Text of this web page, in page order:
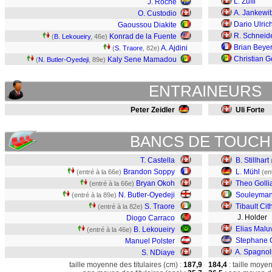
J. Roche
O. Custodio
Gaoussou Diakite
(B. Lekoueiry, 46e) Konrad de la Fuente
(S. Traore , 82e) A. Ajdini
(N. Butler-Oyedeji , 89e) Kaly Sene Mamadou
A.
Dario
R.
Brian Beyer
Christian
ENTRAINEURS
Peter Zeidler Uli Forte
BANCS DE
T. Castella
(entré à la 66e) Brandon Soppy
(entré à la 66e) Bryan Okoh
(entré à la 89e) N. Butler-Oyedeji
(entré à la 82e) S. Traore
Diogo Carraco
(entré à la 46e) B. Lekoueiry
Manuel Polster
S. NDiaye
B. Stillhart
L. Mühl
Theo
Tibault
J. Holder
Elias
Stephane
A.
taille moyenne des titulaires (cm) : 187,9
184,4 : taille